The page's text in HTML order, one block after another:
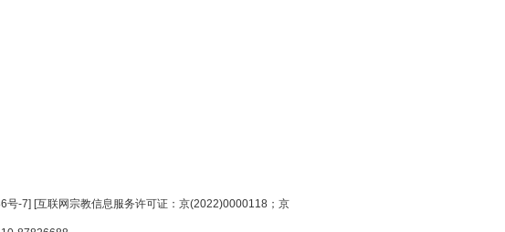
号-7] [互联网宗教信息服务许可证：京(2022)0000118；京